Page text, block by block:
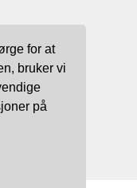
for at
bruker vi
på